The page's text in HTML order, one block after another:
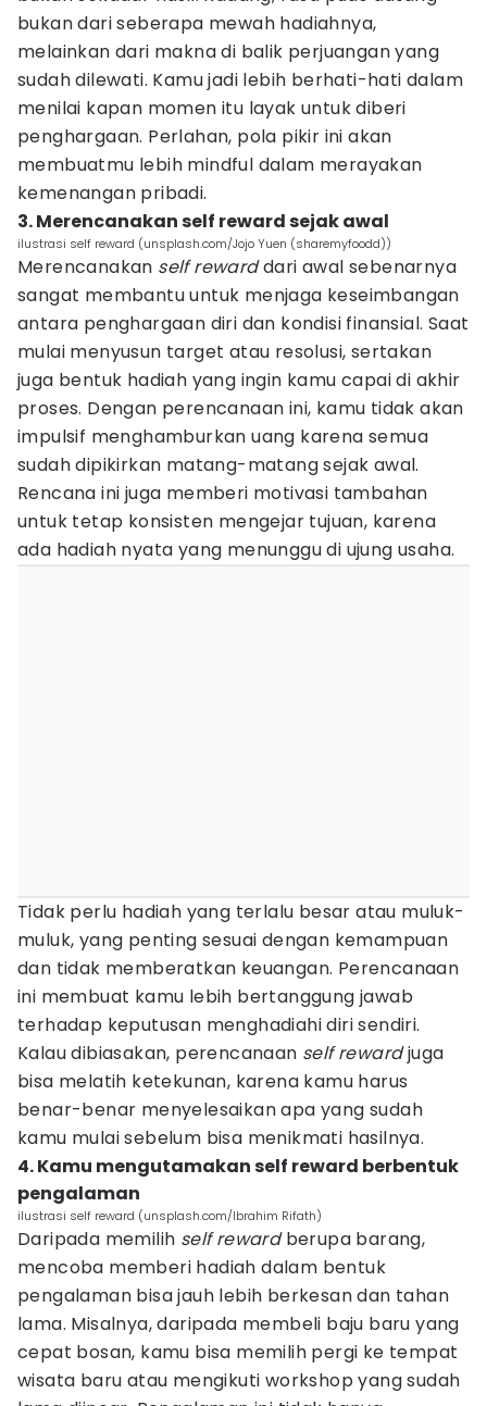
bukan dari seberapa mewah hadiahnya,
melainkan dari makna di balik perjuangan yang
sudah dilewati. Kamu jadi lebih berhati-hati dalam
menilai kapan momen itu layak untuk diberi
penghargaan. Perlahan, pola pikir ini akan
membuatmu lebih mindful dalam merayakan
kemenangan pribadi.
3. Merencanakan self reward sejak awal
ilustrasi self reward (unsplash.com/Jojo Yuen (sharemyfoodd))
Merencanakan self rewarddari awal sebenarnya
sangat membantu untuk menjaga keseimbangan
antara penghargaan diri dan kondisi finansial. Saat
mulai menyusun target atau resolusi, sertakan
juga bentuk hadiah yang ingin kamu capai di akhir
proses. Dengan perencanaan ini, kamu tidak akan
impulsif menghamburkan uang karena semua
sudah dipikirkan matang-matang sejak awal.
Rencana ini juga memberi motivasi tambahan
untuk tetap konsisten mengejar tujuan, karena
ada hadiah nyata yang menunggu di ujung usaha.
Tidak perlu hadiah yang terlalu besar atau muluk-
muluk, yang penting sesuai dengan kemampuan
dan tidak memberatkan keuangan. Perencanaan
ini membuat kamu lebih bertanggung jawab
terhadap keputusan menghadiahi diri sendiri.
Kalau dibiasakan, perencanaan self rewardjuga
bisa melatih ketekunan, karena kamu harus
benar-benar menyelesaikan apa yang sudah
kamu mulai sebelum bisa menikmati hasilnya.
4. Kamu mengutamakan self reward berbentuk
pengalaman
ilustrasi self reward (unsplash.com/Ibrahim Rifath)
Daripada memilih self rewardberupa barang,
mencoba memberi hadiah dalam bentuk
pengalaman bisa jauh lebih berkesan dan tahan
lama. Misalnya, daripada membeli baju baru yang
cepat bosan, kamu bisa memilih pergi ke tempat
wisata baru atau mengikuti workshop yang sudah